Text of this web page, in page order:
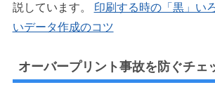
説しています。 印刷する時の「黒」い
いデータ作成のコツ
オーバープリント事故を防ぐチェ